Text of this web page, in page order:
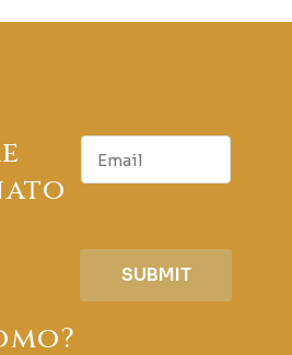
E
a
SUBMIT